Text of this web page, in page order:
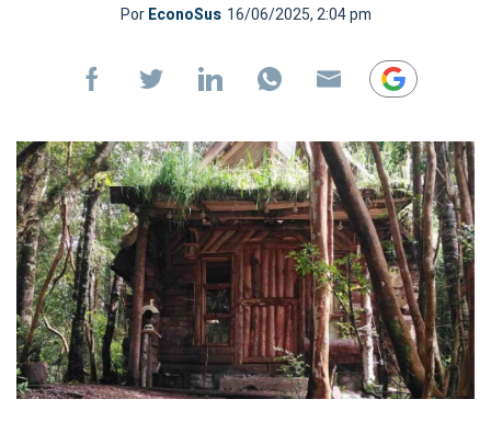
PorEconoSus 16/06/2025, 2:04 pm